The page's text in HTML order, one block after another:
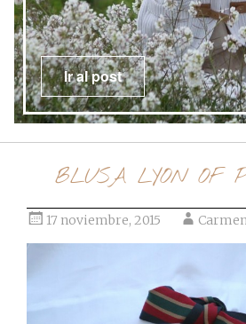
Ir al post
BLUSA LYON OF
17 noviembre, 2015